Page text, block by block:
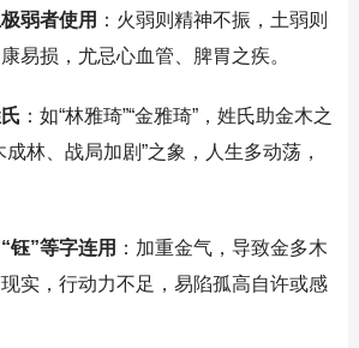
弱者使用 ：火弱则精神不振，土弱则
易损，尤忌心血管、脾胃之疾。
：如“林雅琦”“金雅琦”，姓氏助金木之
成林、战局加剧”之象，人生多动荡，
钰”等字连用 ：加重金气，导致金多木
实，行动力不足，易陷孤高自许或感